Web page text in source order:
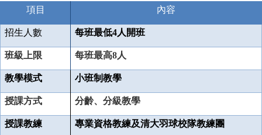
項目 內容
招生人數 每班最低4人開班
班級上限 每班最高8人
教學模式 小班制教學
授課方式 分齡、分級教學
授課教練 專業資格教練及清大羽球校隊教練團